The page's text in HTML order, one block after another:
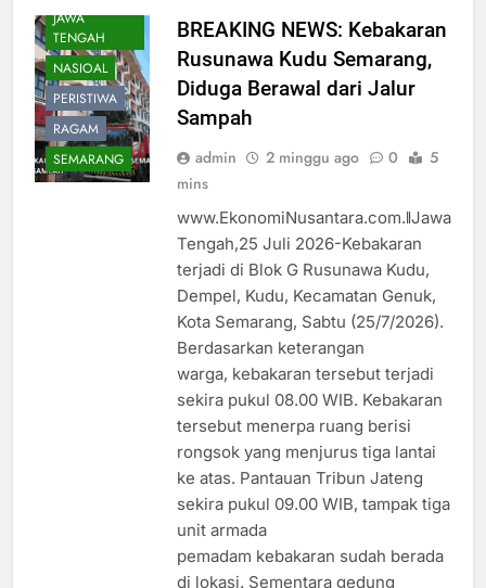
JAWA
TENGAH
NASIOAL
PERISTIWA
RAGAM
SEMARANG
BREAKING NEWS: Kebakaran
Rusunawa Kudu Semarang,
Diduga Berawal dari Jalur
Sampah
admin 2 minggu ago 0
5
mins
www.EkonomiNusantara.com.ǁJawa
Tengah,25 Juli 2026-Kebakaran
terjadi di Blok G Rusunawa Kudu,
Dempel, Kudu, Kecamatan Genuk,
Kota Semarang, Sabtu (25/7/2026).
Berdasarkan keterangan
warga, kebakaran tersebut terjadi
sekira pukul 08.00 WIB. Kebakaran
tersebut menerpa ruang berisi
rongsok yang menjurus tiga lantai
ke atas. Pantauan Tribun Jateng
sekira pukul 09.00 WIB, tampak tiga
unit armada
pemadam kebakaran sudah berada
di lokasi. Sementara gedung